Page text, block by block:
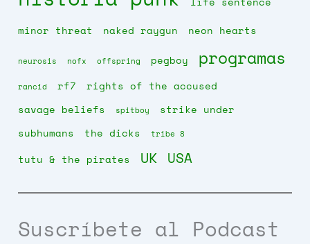
minor threat naked raygun neon hearts
neurosis nofx offspring pegboy programas
rancid rf7
rights of the accused
savage beliefs
spitboy
strike under
subhumans
the dicks tribe 8
tutu & the pirates UK USA
Suscríbete al Podcast